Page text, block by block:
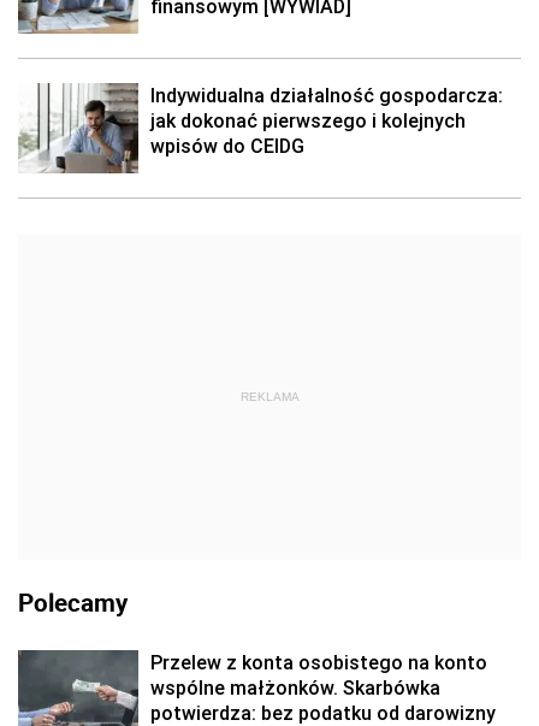
finansowym [WYWIAD]
Indywidualna działalność gospodarcza:
jak dokonać pierwszego i kolejnych
wpisów do CEIDG
REKLAMA
Polecamy
Przelew z konta osobistego na konto
wspólne małżonków. Skarbówka
potwierdza: bez podatku od darowizny